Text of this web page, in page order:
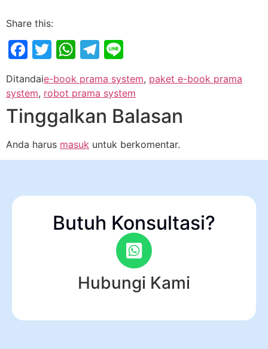
Share this:
Facebook
Twitter
WhatsApp
Telegram
Ditandaie-book prama system, paket e-book prama
system, robot prama system
Tinggalkan Balasan
Anda harus masuk untuk berkomentar.
Butuh Konsultasi?
Hubungi Kami